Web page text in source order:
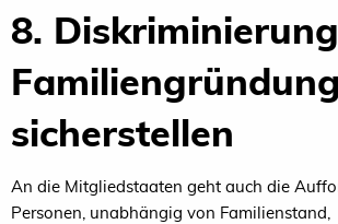
8.
Familiengründung
sicherstellen
An die Mitgliedstaaten geht auch die
Personen, unabhängig von Familienstand,